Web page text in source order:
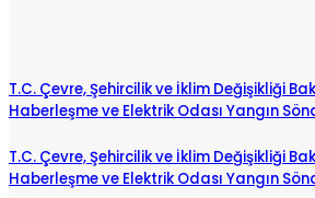
T.C. Çevre, Şehircilik ve İklim Değişikliği
Haberleşme ve Elektrik Odası Yangın
T.C. Çevre, Şehircilik ve İklim Değişikliği
Haberleşme ve Elektrik Odası Yangın